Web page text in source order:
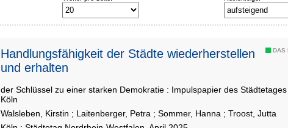
DAS
Handlungsfähigkeit der Städte wiederherstellen
und erhalten
der Schlüssel zu einer starken Demokratie : Impulspapier des
Köln
Walsleben, Kirstin ; Laitenberger, Petra ; Sommer, Hanna ; Troost, Jutta